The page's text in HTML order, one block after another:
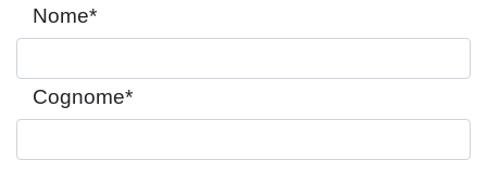
Nome*
Cognome*